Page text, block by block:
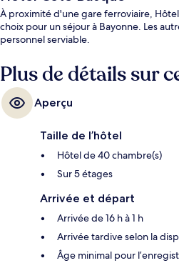
À proximité d'une gare ferroviaire,
choix pour un séjour à Bayonne. Les
personnel serviable.
Plus de détails sur
Aperçu
Taille de l’hôtel
Hôtel de 40 chambre(s)
Sur 5 étages
Arrivée et départ
Arrivée de 16 h à 1 h
Arrivée tardive selon la
Âge minimal pour